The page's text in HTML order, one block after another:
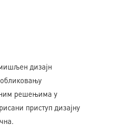
дизајн
решењима у
приступ дизајну